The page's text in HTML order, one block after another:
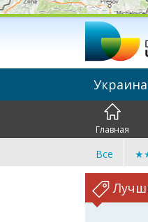
Украина
Главная
Все